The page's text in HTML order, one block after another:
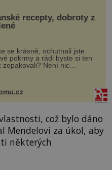
recepty, dobroty z
se krásně, ochutnali jste
pokrmy a rádi byste si ten
zopakovali? Není nic
Pljeskavica (10 porcí)
ji ochutnali na dovolené v
což bylo dáno
Mendelovi za úkol, aby
některých